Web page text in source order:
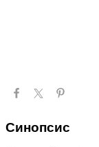
Синопсис